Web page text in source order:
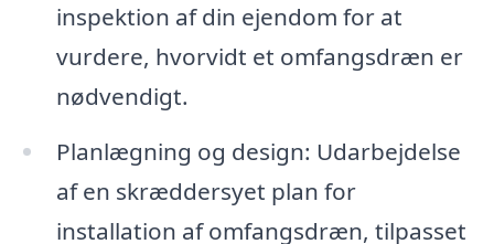
inspektion af din ejendom for at
vurdere, hvorvidt et omfangsdræn er
nødvendigt.
Planlægning og design: Udarbejdelse
af en skræddersyet plan for
installation af omfangsdræn, tilpasset